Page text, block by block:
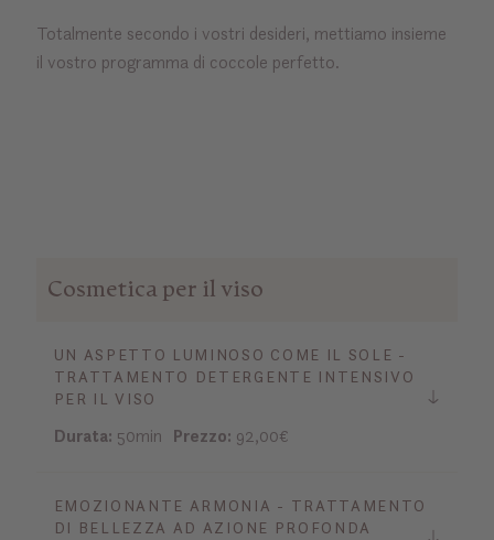
Totalmente secondo i vostri desideri, mettiamo insieme
il vostro programma di coccole perfetto.
Cosmetica per il viso
UN ASPETTO LUMINOSO COME IL SOLE -
TRATTAMENTO DETERGENTE INTENSIVO
PER IL VISO
Durata: 50min Prezzo: 92,00€
EMOZIONANTE ARMONIA - TRATTAMENTO
DI BELLEZZA AD AZIONE PROFONDA